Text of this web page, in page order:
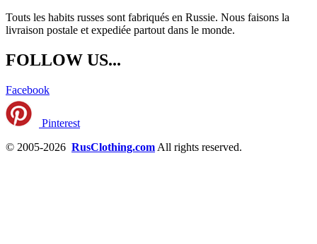
Touts les habits russes sont fabriqués en Russie. Nous faisons la
livraison postale et expediée partout dans le monde.
FOLLOW US...
Facebook
Pinterest
© 2005-2026 RusClothing.com All rights reserved.